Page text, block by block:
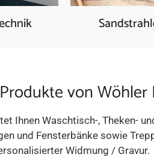
von
Ihnen Waschtisch-, Theken-
und Fensterbänke sowie
Widmung / Gravur.